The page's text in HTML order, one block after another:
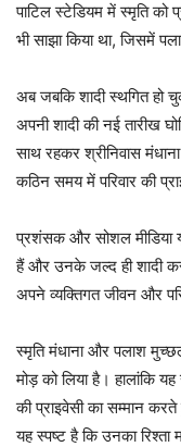
पाटिल स्टेडियम में स्मृति को
भी साझा किया था, जिसमें
अब जबकि शादी स्थगित हो
अपनी शादी की नई तारीख
साथ रहकर श्रीनिवास
कठिन समय में परिवार की
प्रशंसक और सोशल मीडिया
हैं और उनके जल्द ही शादी
अपने व्यक्तिगत जीवन और
स्मृति मंधाना और पलाश
मोड़ को लिया है। हालांकि
की प्राइवेसी का सम्मान
यह स्पष्ट है कि उनका